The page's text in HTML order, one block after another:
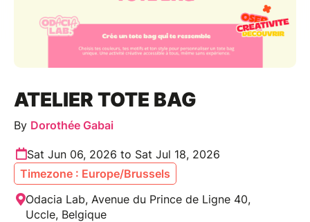
ATELIER TOTE BAG
By Dorothée Gabai
Sat Jun 06, 2026 to Sat Jul 18, 2026
Timezone : Europe/Brussels
Odacia Lab, Avenue du Prince de Ligne 40,
Uccle, Belgique